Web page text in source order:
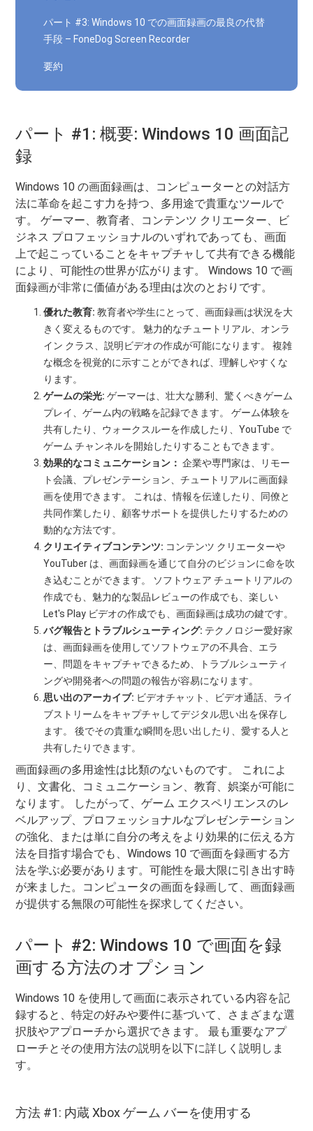
パート #3: Windows 10 での画面録画の最良の代替
手段 – FoneDog Screen Recorder
要約
パート #1: 概要: Windows 10 画面記
録
Windows 10 の画面録画は、コンピューターとの対話方
法に革命を起こす力を持つ、多用途で貴重なツールで
す。 ゲーマー、教育者、コンテンツ クリエーター、ビ
ジネス プロフェッショナルのいずれであっても、画面
上で起こっていることをキャプチャして共有できる機能
により、可能性の世界が広がります。 Windows 10 で画
面録画が非常に価値がある理由は次のとおりです。
優れた教育: 教育者や学生にとって、画面録画は状況を大
きく変えるものです。 魅力的なチュートリアル、オンラ
イン クラス、説明ビデオの作成が可能になります。 複雑
な概念を視覚的に示すことができれば、理解しやすくな
ります。
ゲームの栄光: ゲーマーは、壮大な勝利、驚くべきゲーム
プレイ、ゲーム内の戦略を記録できます。 ゲーム体験を
共有したり、ウォークスルーを作成したり、YouTube で
ゲーム チャンネルを開始したりすることもできます。
効果的なコミュニケーション： 企業や専門家は、リモー
ト会議、プレゼンテーション、チュートリアルに画面録
画を使用できます。 これは、情報を伝達したり、同僚と
共同作業したり、顧客サポートを提供したりするための
動的な方法です。
クリエイティブコンテンツ: コンテンツ クリエーターや
YouTuber は、画面録画を通じて自分のビジョンに命を吹
き込むことができます。 ソフトウェア チュートリアルの
作成でも、魅力的な製品レビューの作成でも、楽しい
Let's Play ビデオの作成でも、画面録画は成功の鍵です。
バグ報告とトラブルシューティング: テクノロジー愛好家
は、画面録画を使用してソフトウェアの不具合、エラ
ー、問題をキャプチャできるため、トラブルシューティ
ングや開発者への問題の報告が容易になります。
思い出のアーカイブ: ビデオチャット、ビデオ通話、ライ
ブストリームをキャプチャしてデジタル思い出を保存し
ます。 後でその貴重な瞬間を思い出したり、愛する人と
共有したりできます。
画面録画の多用途性は比類のないものです。 これによ
り、文書化、コミュニケーション、教育、娯楽が可能に
なります。 したがって、ゲーム エクスペリエンスのレ
ベルアップ、プロフェッショナルなプレゼンテーション
の強化、または単に自分の考えをより効果的に伝える方
法を目指す場合でも、Windows 10 で画面を録画する方
法を学ぶ必要があります。可能性を最大限に引き出す時
が来ました。コンピュータの画面を録画して、画面録画
が提供する無限の可能性を探求してください。
パート #2: Windows 10 で画面を録
画する方法のオプション
Windows 10 を使用して画面に表示されている内容を記
録すると、特定の好みや要件に基づいて、さまざまな選
択肢やアプローチから選択できます。 最も重要なアプ
ローチとその使用方法の説明を以下に詳しく説明しま
す。
方法 #1: 内蔵 Xbox ゲーム バーを使用する